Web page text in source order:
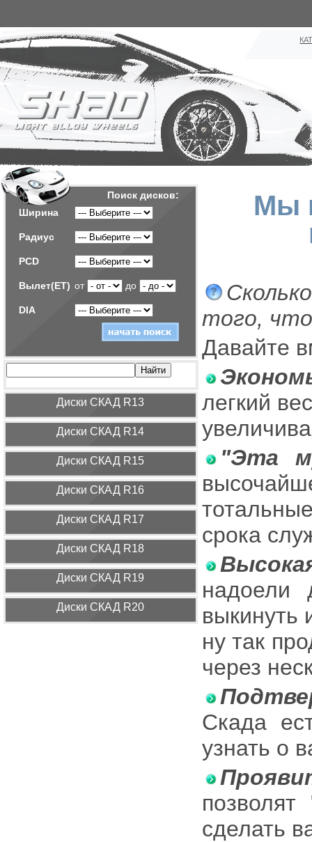
Поиск дисков:
Ширина
Радиус
PCD
Вылет(ET) от до
DIA
Диcки СКАД R13
Диcки СКАД R14
Диcки СКАД R15
Диcки СКАД R16
Диcки СКАД R17
Диcки СКАД R18
Диcки СКАД R19
Диcки СКАД R20
Мы
того,
Давайте
легкий
"Эта
срока
надоели
выкинуть
ну так
через
Скада
узнать о
сделать